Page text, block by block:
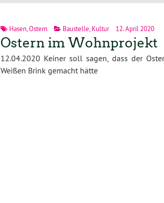
Hasen, Ostern Baustelle Kultur 12. April 2020
Ostern im Wohnprojekt
12.04.2020 Keiner soll sagen, dass der
Weißen Brink gemacht hätte